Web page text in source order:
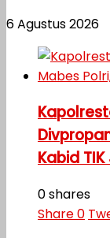
6 Agustus 2026
Kabid
0 shares
Share0